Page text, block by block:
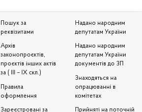
Пошук за
реквізитами
Архів
законопроєктів,
проєктів інших актів
за ( III – IX скл.)
Правила
оформлення
Зареєстровані за
Надано народним
депутатам України
Надано народним
депутатам України
документів до ЗП
Знаходяться на
опрацюванні в
комітетах
Прийняті на поточній